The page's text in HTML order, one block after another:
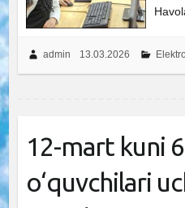
admin 13.03.2026
12-mart kuni
o‘quvchilari